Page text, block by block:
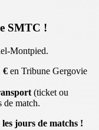
SMTC !
Montpied.
€ en Tribune Gergovie
(ticket ou
de match.
jours de matchs !